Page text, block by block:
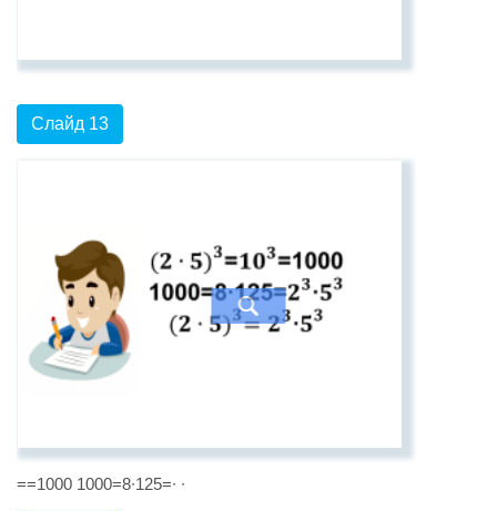
Слайд 13
==1000 1000=8∙125=∙ ∙